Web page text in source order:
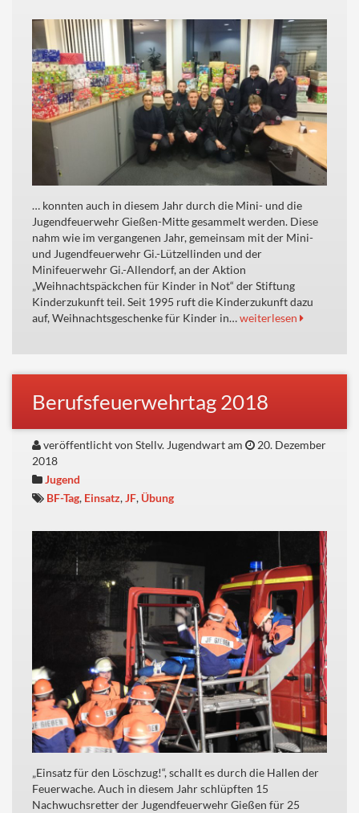
… konnten auch in diesem Jahr durch die Mini- und die
Jugendfeuerwehr Gießen-Mitte gesammelt werden. Diese
nahm wie im vergangenen Jahr, gemeinsam mit der Mini-
und Jugendfeuerwehr Gi.-Lützellinden und der
Minifeuerwehr Gi.-Allendorf, an der Aktion
„Weihnachtspäckchen für Kinder in Not“ der Stiftung
Kinderzukunft teil. Seit 1995 ruft die Kinderzukunft dazu
auf, Weihnachtsgeschenke für Kinder in…weiterlesen
Berufsfeuerwehrtag 2018
veröffentlicht von Stellv. Jugendwart am
20. Dezember
2018
Jugend
BF-Tag, Einsatz,JF, Übung
„Einsatz für den Löschzug!“, schallt es durch die Hallen der
Feuerwache. Auch in diesem Jahr schlüpften 15
Nachwuchsretter der Jugendfeuerwehr Gießen für 25